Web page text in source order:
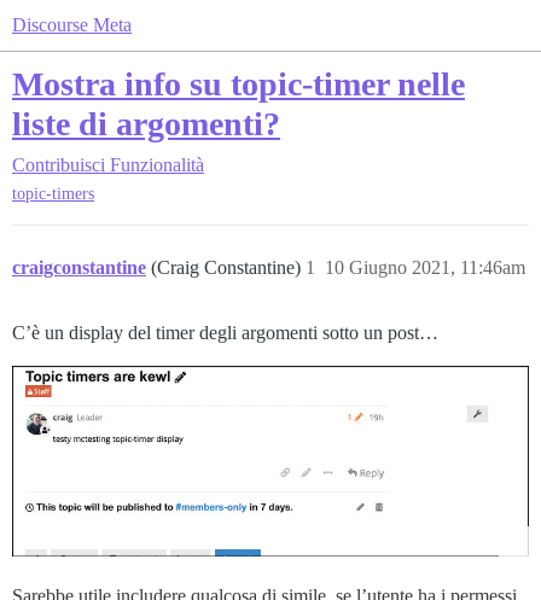
Discourse Meta
Mostra info su topic-timer nelle
liste di argomenti?
Contribuisci Funzionalità
topic-timers
craigconstantine (Craig Constantine) 10 Giugno 2021, 11:46am
1
C’è un display del timer degli argomenti sotto un post…
Sarebbe utile includere qualcosa di simile, se l’utente ha i permessi